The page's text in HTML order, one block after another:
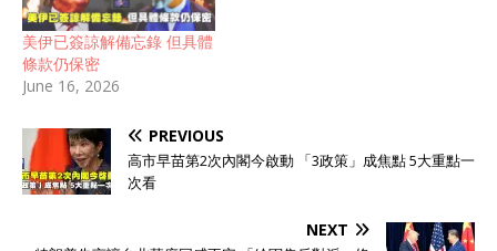
美伊已簽諒解備忘錄 但具體
條款仍保密
June 16, 2026
PREVIOUS
高市早苗第2次內閣今啟動 「3政策」成焦點 5大重點一
次看
NEXT